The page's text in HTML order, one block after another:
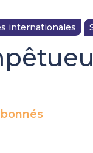
internationales